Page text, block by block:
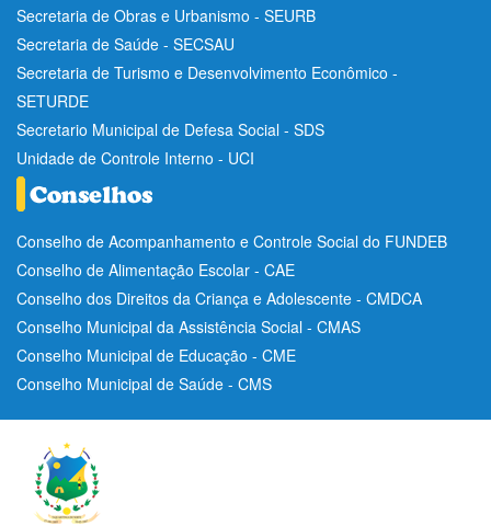
Secretaria de Obras e Urbanismo - SEURB
Secretaria de Saúde - SECSAU
Secretaria de Turismo e Desenvolvimento Econômico -
SETURDE
Secretario Municipal de Defesa Social - SDS
Unidade de Controle Interno - UCI
Conselho de Acompanhamento e Controle Social do FUNDEB
Conselho de Alimentação Escolar - CAE
Conselho dos Direitos da Criança e Adolescente - CMDCA
Conselho Municipal da Assistência Social - CMAS
Conselho Municipal de Educação - CME
Conselho Municipal de Saúde - CMS